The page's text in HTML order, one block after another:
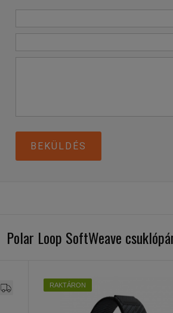
BEKÜLDÉS
Polar Loop SoftWeave
RAKTÁRON